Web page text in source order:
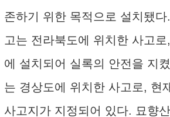
존하기 위한 목적으로 설치됐
고는 전라북도에 위치한 사고
에 설치되어 실록의 안전을 지
는 경상도에 위치한 사고로, 현
사고지가 지정되어 있다. 묘향